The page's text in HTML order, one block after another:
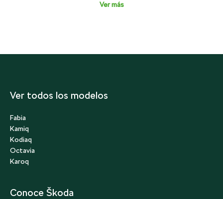
Ver más
Ver todos los modelos
Fabia
Kamiq
Kodiaq
Octavia
Karoq
Conoce Škoda